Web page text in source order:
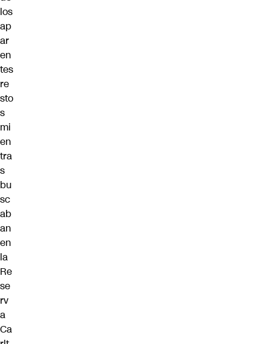
los
ap
ar
en
tes
re
sto
s
mi
en
tra
s
bu
sc
ab
an
en
la
Re
se
rv
a
Ca